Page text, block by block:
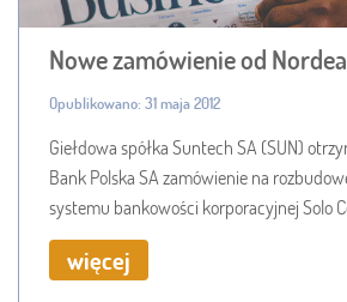
Nowe zamówienie od
Opublikowano: 31 maja 2012
Giełdowa spółka Suntech SA (SUN)
Bank Polska SA zamówienie na
systemu bankowości korporacyjnej Solo
więcej